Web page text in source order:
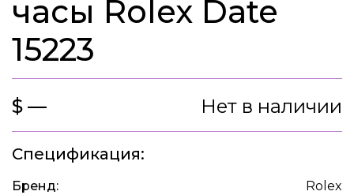
часы Rolex Date
15223
$ — Нет в наличии
Спецификация:
Бренд:
Rolex